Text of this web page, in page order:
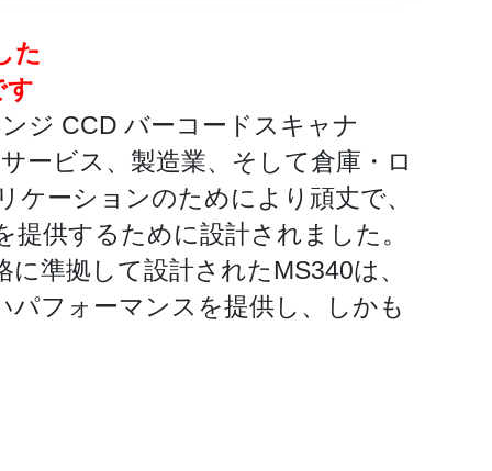
た
す
ジ CCD バーコードスキャナ
ービス、製造業、そして倉庫・ロ
ケーションのためにより頑丈で、
提供するために設計されました。
準拠して設計されたMS340は、
パフォーマンスを提供し、しかも